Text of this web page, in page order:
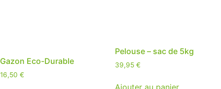
Gazon Eco-Durable
16,50 €
Pelouse – sac de 5kg
39,95 €
Ajouter au panier